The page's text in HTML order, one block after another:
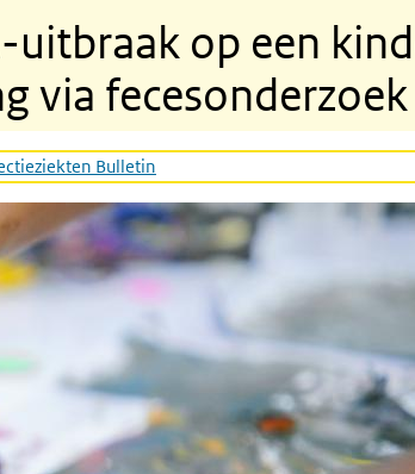
uitbraak op een
via fecesonderzoek
Bulletin